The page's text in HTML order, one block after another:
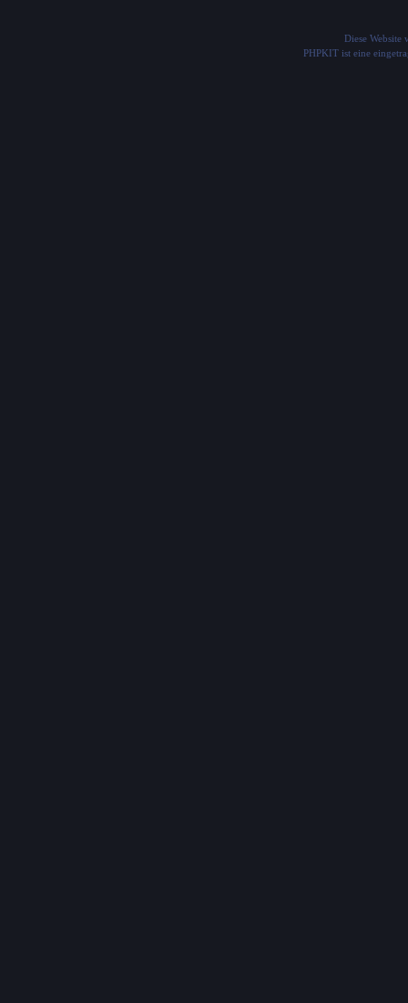
Diese Website
PHPKIT ist eine